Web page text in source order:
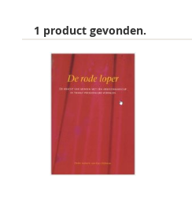
1 product gevonden.